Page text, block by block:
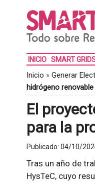
INICIO SMART
Inicio » Generar
hidrógeno renovable
El
para la
Publicado: 04/10/
Tras un año de
HysTeC, cuyo